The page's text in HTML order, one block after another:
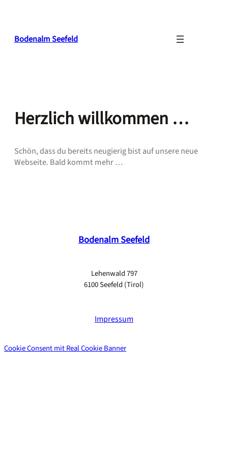
Bodenalm Seefeld
Herzlich willkommen …
Schön, dass du bereits neugierig bist auf unsere neue
Webseite. Bald kommt mehr …
Bodenalm Seefeld
Lehenwald 797
6100 Seefeld (Tirol)
Impressum
Cookie Consent mit Real Cookie Banner